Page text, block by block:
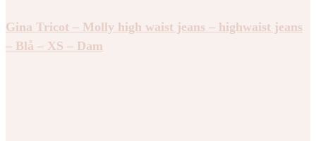
Gina Tricot – Molly high waist jeans – highwaist jeans
– Blå – XS – Dam